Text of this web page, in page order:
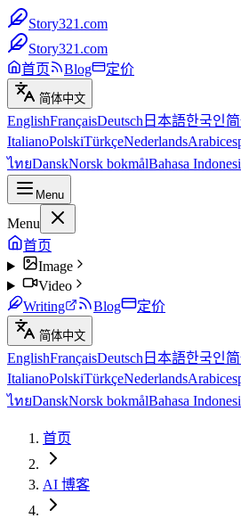
Story321.com
Story321.com
首页
Blog 定价
简体中文
EnglishFrançaisDeutsch 日本語한국인
ItalianoPolskiTürkçeNederlandsArabic
ไทยDanskNorsk bokmålBahasa
Menu
Menu
首页
Image
Video
Writing
Blog 定价
简体中文
EnglishFrançaisDeutsch 日本語한국인
ItalianoPolskiTürkçeNederlandsArabic
ไทยDanskNorsk bokmålBahasa
首页
AI 博客